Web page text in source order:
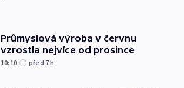
Průmyslová výroba v červnu
vzrostla nejvíce od prosince
10:10 před 7h